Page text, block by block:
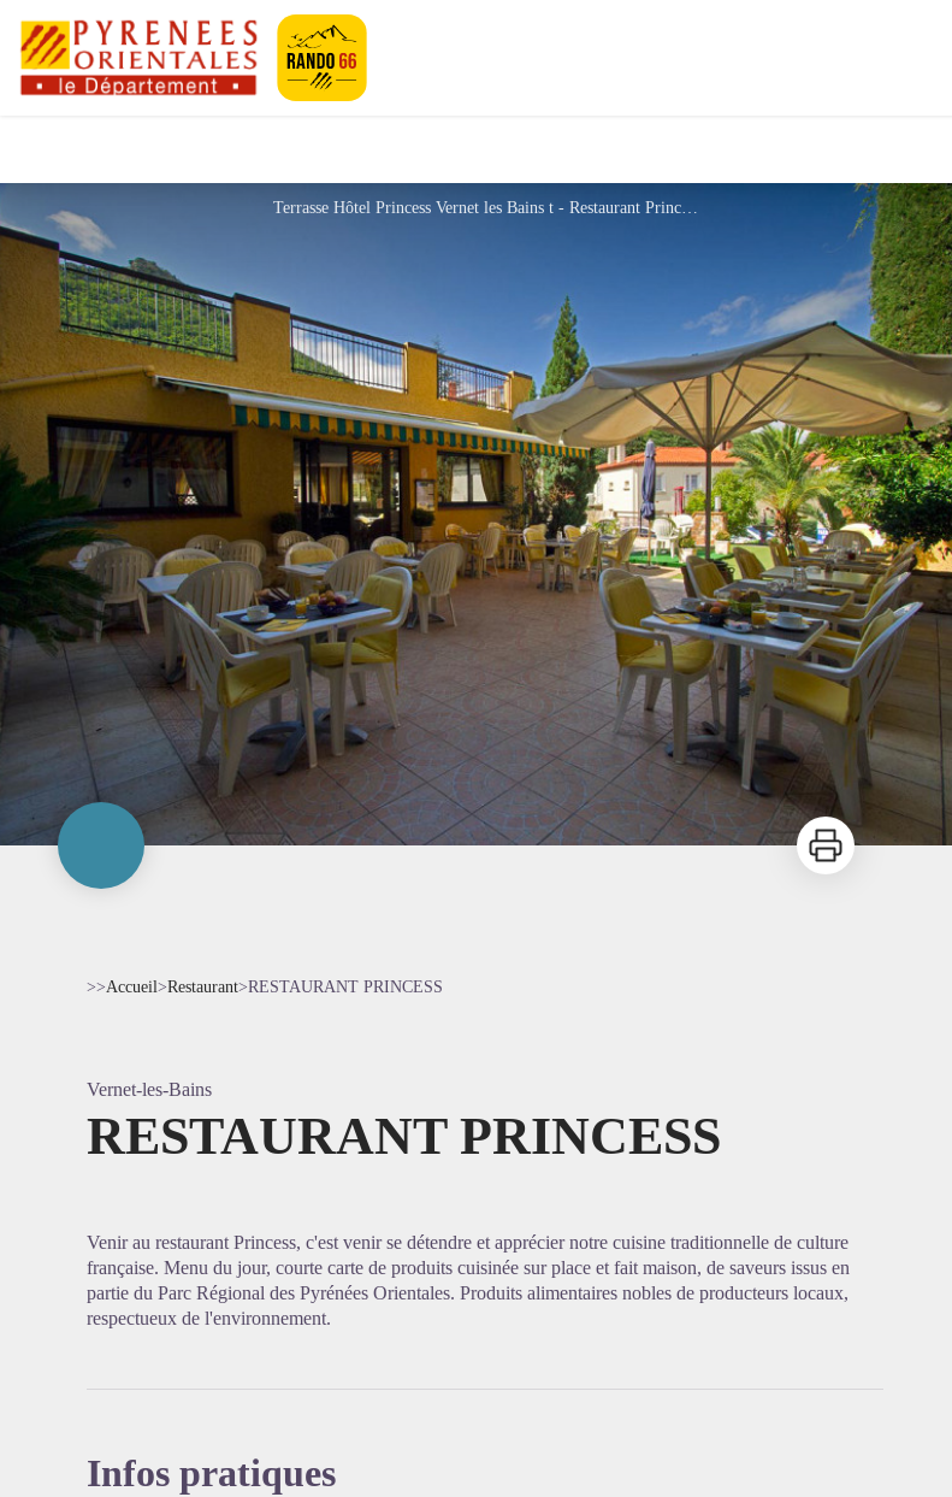
Terrasse Hôtel Princess Vernet les Bains t - Restaurant Princess
Imprimer
>>Accueil>Restaurant>RESTAURANT PRINCESS
Vernet-les-Bains
RESTAURANT PRINCESS
Venir au restaurant Princess, c'est venir se détendre et apprécier notre cuisine traditionnelle de culture
française. Menu du jour, courte carte de produits cuisinée sur place et fait maison, de saveurs issus en
partie du Parc Régional des Pyrénées Orientales. Produits alimentaires nobles de producteurs locaux,
respectueux de l'environnement.
Infos pratiques